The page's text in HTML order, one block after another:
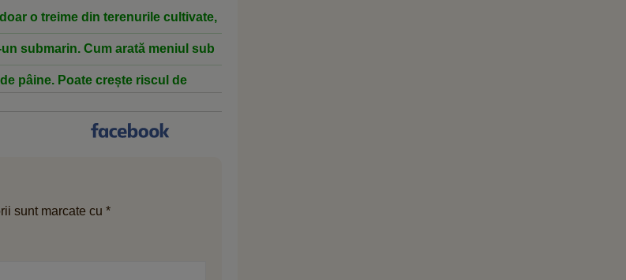
o treime din terenurile cultivate,
submarin. Cum arată meniul sub
pâine. Poate crește riscul de
sunt marcate cu *